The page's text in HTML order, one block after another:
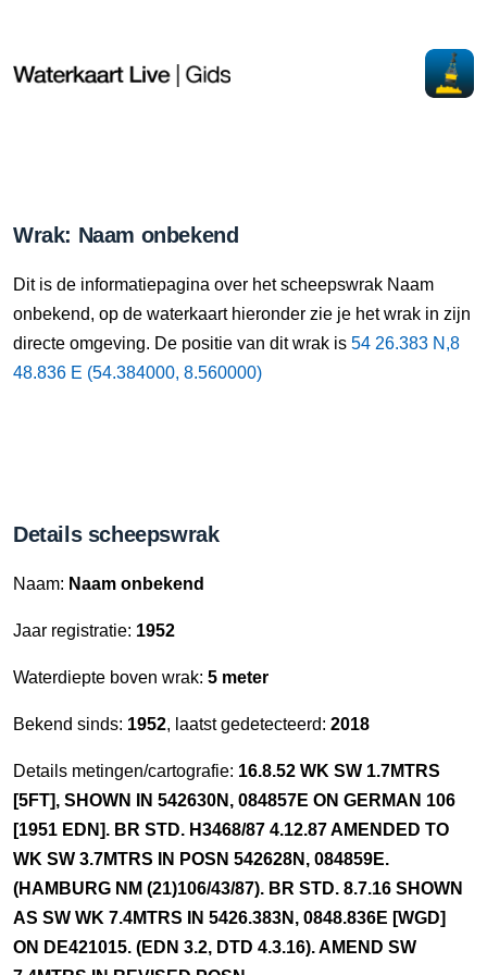
Wrak: Naam onbekend
Dit is de informatiepagina over het scheepswrak Naam
onbekend, op de waterkaart hieronder zie je het wrak in zijn
directe omgeving. De positie van dit wrak is 54 26.383 N,8
48.836 E (54.384000, 8.560000)
Details scheepswrak
Naam: Naam onbekend
Jaar registratie: 1952
Waterdiepte boven wrak: 5 meter
Bekend sinds: 1952, laatst gedetecteerd: 2018
Details metingen/cartografie: 16.8.52 WK SW 1.7MTRS
[5FT], SHOWN IN 542630N, 084857E ON GERMAN 106
[1951 EDN]. BR STD. H3468/87 4.12.87 AMENDED TO
WK SW 3.7MTRS IN POSN 542628N, 084859E.
(HAMBURG NM (21)106/43/87). BR STD. 8.7.16 SHOWN
AS SW WK 7.4MTRS IN 5426.383N, 0848.836E [WGD]
ON DE421015. (EDN 3.2, DTD 4.3.16). AMEND SW